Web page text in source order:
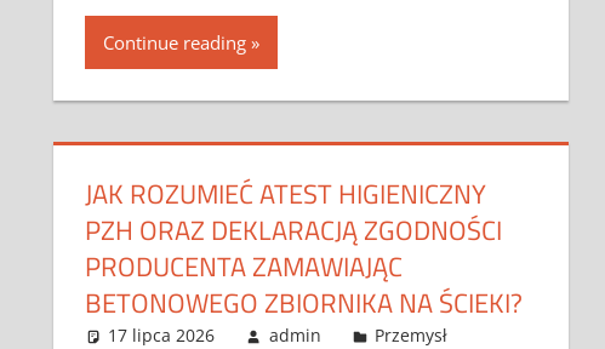
Continue reading
JAK ROZUMIEĆ ATEST HIGIENICZNY
PZH ORAZ DEKLARACJĄ ZGODNOŚCI
PRODUCENTA ZAMAWIAJĄC
BETONOWEGO ZBIORNIKA NA ŚCIEKI?
17 lipca 2026 admin Przemysł